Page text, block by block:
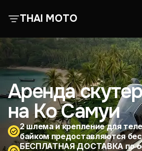
THAI MOTO
О нас
Все байки
Отзывы
Контакты
Аренда
на Ко Самуи
2 шлема и крепление для
байком предоставляются
БЕСПЛАТНАЯ ДОСТАВКА по